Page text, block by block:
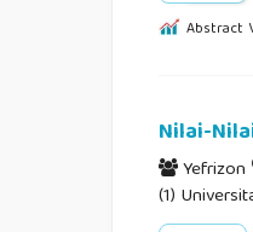
Abstract
Nilai-
Yefrizon
(1)